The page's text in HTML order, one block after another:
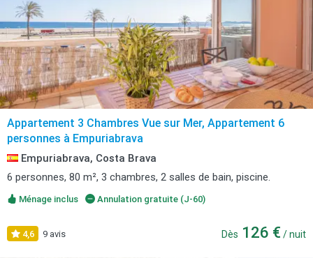
Appartement 3 Chambres Vue sur Mer, Appartement 6
personnes à Empuriabrava
Empuriabrava, Costa Brava
6 personnes, 80 m², 3 chambres, 2 salles de bain, piscine.
Ménage inclus Annulation gratuite (J-60)
4,6 9 avis Dès 126 € / nuit